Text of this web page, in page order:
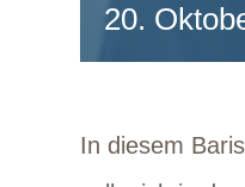
20.
In diesem